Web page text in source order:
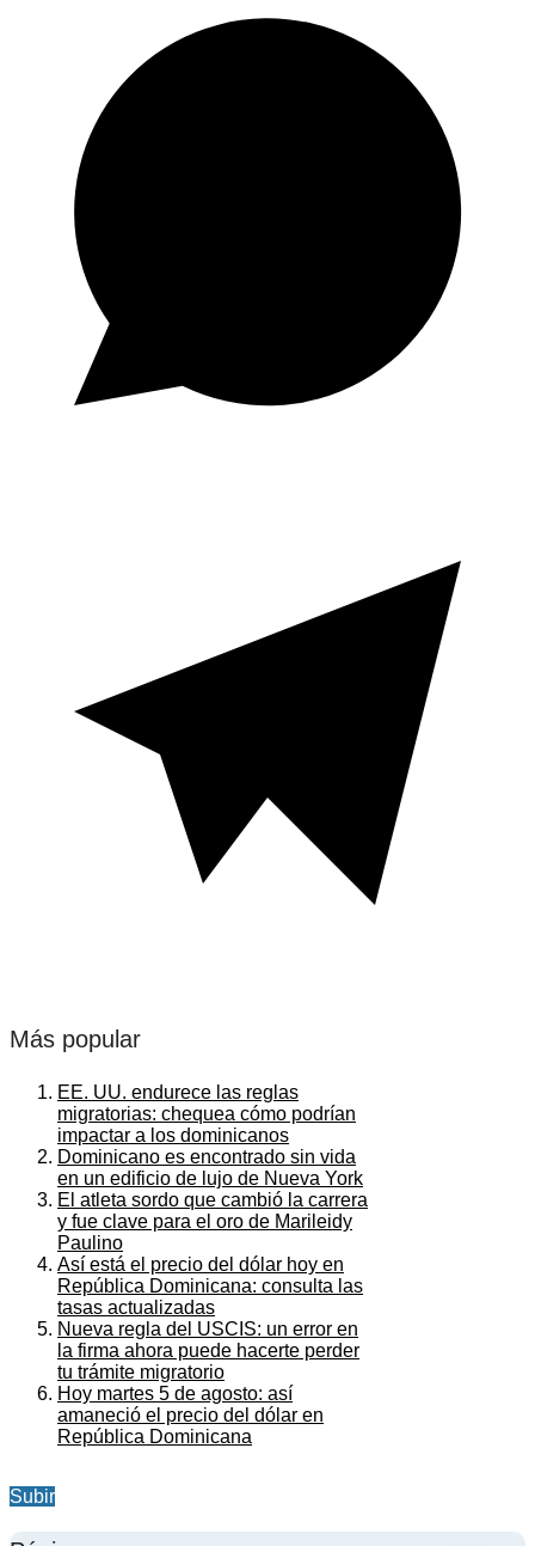
Más popular
EE. UU. endurece las reglas
migratorias: chequea cómo podrían
impactar a los dominicanos
Dominicano es encontrado sin vida
en un edificio de lujo de Nueva York
El atleta sordo que cambió la carrera
y fue clave para el oro de Marileidy
Paulino
Así está el precio del dólar hoy en
República Dominicana: consulta las
tasas actualizadas
Nueva regla del USCIS: un error en
la firma ahora puede hacerte perder
tu trámite migratorio
Hoy martes 5 de agosto: así
amaneció el precio del dólar en
República Dominicana
Subir